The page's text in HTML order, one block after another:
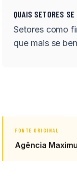
QUAIS SETORES
Setores como
que mais se
FONTE ORIGINAL
Agência